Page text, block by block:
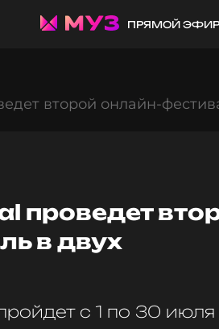
ПРЯМОЙ ЭФИР
второй онлайн-
проведет
в двух
с 1 по 30 июля